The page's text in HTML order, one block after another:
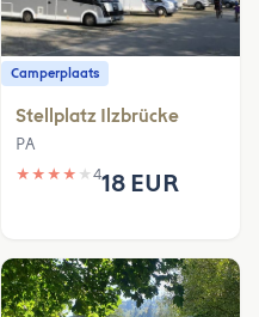
Camperplaats
Stellplatz Ilzbrücke
PA
★ ★ ★ ★ ★ 418 EUR